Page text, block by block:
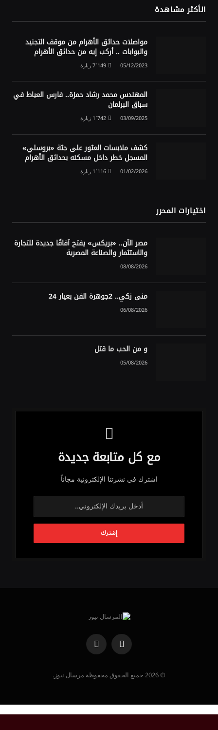
الأكثر مشاهدة
مواصلات حدائق الأهرام من موقف التجنيد
والبوابات .. أركب إيه من حدائق الأهرام
05/12/2023 7٬149زيارة
المهندس محمد رشاد حمزة.. فارس العياط في
سباق البرلمان
03/09/2025 1٬742زيارة
كشف ملابسات العثور على جثة «بروسلي»
المسجل خطر داخل مسكنه بحدائق الأهرام
01/02/2026 1٬116زيارة
اختيارات المحرر
مصر الآن.. «بريكس» يفتح آفاقًا جديدة للتجارة
والاستثمار والصناعة المصرية
08/08/2026
منى زكي.. 2جوهرة الفن بعيار 24
06/08/2026
و من الحب ما قتل
05/08/2026
مع كل متابعة جديدة
اشترك في نشرتنا الإلكترونية مجاناً
فيسبوك واتساب
© 2026 جميع الحقوق محفوظة مرسال نيوز.